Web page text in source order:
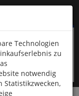
Technologien
zu
notwendig